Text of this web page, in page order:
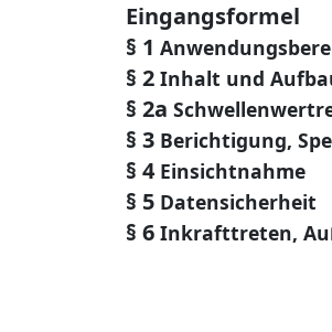
Eingangsformel
§ 1
§ 2 Inhalt und
§ 2a
§ 3 Berichtigung,
§ 4 Einsichtnahme
§ 5 Datensicherheit
§ 6 Inkrafttreten,